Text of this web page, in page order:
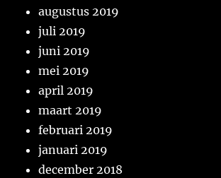
augustus 2019
juli 2019
juni 2019
mei 2019
april 2019
maart 2019
februari 2019
januari 2019
december 2018